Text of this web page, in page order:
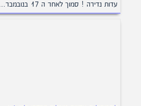
עדות נדירה ! סמוך לאחר ה 17 בנובמבר…